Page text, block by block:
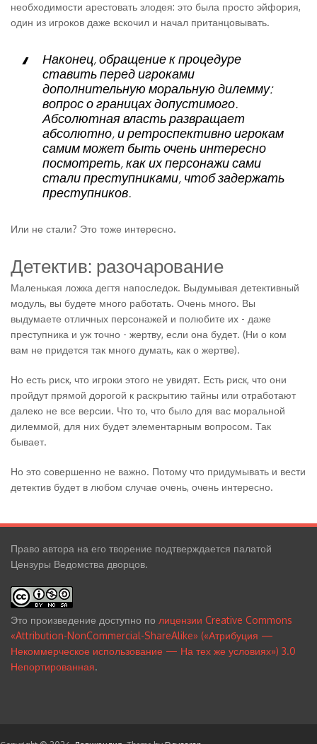
необходимости арестовать злодея: это была просто эйфория,
один из игроков даже вскочил и начал пританцовывать.
Наконец, обращение к процедуре
ставить перед игроками
дополнительную моральную дилемму:
вопрос о границах допустимого.
Абсолютная власть развращает
абсолютно, и ретроспективно игрокам
самим может быть очень интересно
посмотреть, как их персонажи сами
стали преступниками, чтоб задержать
преступников.
Или не стали? Это тоже интересно.
Детектив: разочарование
Маленькая ложка дегтя напоследок. Выдумывая детективный
модуль, вы будете много работать. Очень много. Вы
выдумаете отличных персонажей и полюбите их - даже
преступника и уж точно - жертву, если она будет. (Ни о ком
вам не придется так много думать, как о жертве).
Но есть риск, что игроки этого не увидят. Есть риск, что они
пройдут прямой дорогой к раскрытию тайны или отработают
далеко не все версии. Что то, что было для вас моральной
дилеммой, для них будет элементарным вопросом. Так
бывает.
Но это совершенно не важно. Потому что придумывать и вести
детектив будет в любом случае очень, очень интересно.
Право автора на его творение подтверждается палатой
Цензуры Ведомства дворцов.
Это произведение доступно по лицензии Creative Commons
«Attribution-NonCommercial-ShareAlike» («Атрибуция —
Некоммерческое использование — На тех же условиях») 3.0
Непортированная.